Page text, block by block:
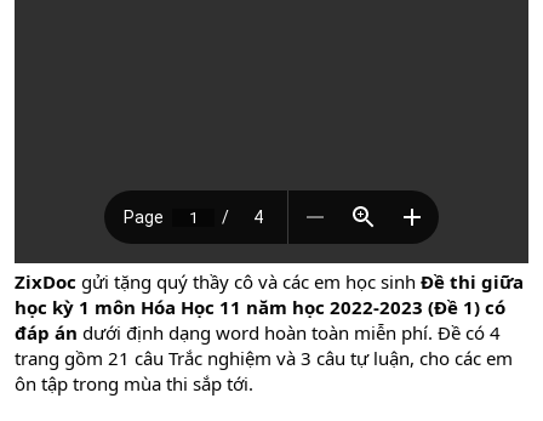
ZixDoc gửi tặng quý thầy cô và các em học sinh Đề thi giữa
học kỳ 1 môn Hóa Học 11 năm học 2022-2023 (Đề 1) có
đáp án dưới định dạng word hoàn toàn miễn phí. Đề có 4
trang gồm 21 câu Trắc nghiệm và 3 câu tự luận, cho các em
ôn tập trong mùa thi sắp tới.